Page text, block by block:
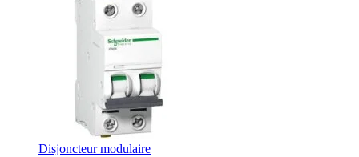
Disjoncteur modulaire